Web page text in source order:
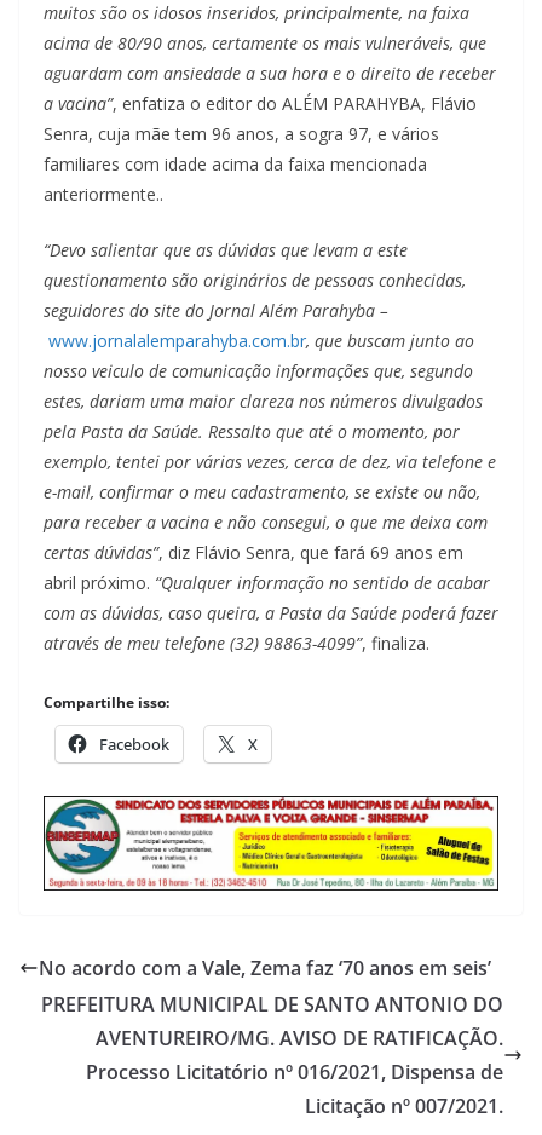
muitos são os idosos inseridos, principalmente, na faixa
acima de 80/90 anos, certamente os mais vulneráveis, que
aguardam com ansiedade a sua hora e o direito de receber
a vacina”, enfatiza o editor do ALÉM PARAHYBA, Flávio
Senra, cuja mãe tem 96 anos, a sogra 97, e vários
familiares com idade acima da faixa mencionada
anteriormente..
“Devo salientar que as dúvidas que levam a este
questionamento são originários de pessoas conhecidas,
seguidores do site do Jornal Além Parahyba –
www.jornalalemparahyba.com.br, que buscam junto ao
nosso veiculo de comunicação informações que, segundo
estes, dariam uma maior clareza nos números divulgados
pela Pasta da Saúde. Ressalto que até o momento, por
exemplo, tentei por várias vezes, cerca de dez, via telefone e
e-mail, confirmar o meu cadastramento, se existe ou não,
para receber a vacina e não consegui, o que me deixa com
certas dúvidas”, diz Flávio Senra, que fará 69 anos em
abril próximo. “Qualquer informação no sentido de acabar
com as dúvidas, caso queira, a Pasta da Saúde poderá fazer
através de meu telefone (32) 98863-4099”, finaliza.
Compartilhe isso:
Facebook X
No acordo com a Vale, Zema faz ‘70 anos em seis’
PREFEITURA MUNICIPAL DE SANTO ANTONIO DO
AVENTUREIRO/MG. AVISO DE RATIFICAÇÃO.
Processo Licitatório nº 016/2021, Dispensa de
Licitação nº 007/2021.